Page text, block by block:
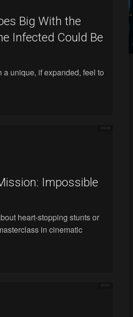
Big With the
Infected Could Be
unique, if expanded, feel to
30228
Impossible
heart-stopping stunts or
in cinematic
30161